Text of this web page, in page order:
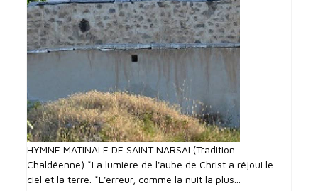
HYMNE MATINALE DE SAINT NARSAI (Tradition
Chaldéenne) *La lumière de l'aube de Christ a réjoui le
ciel et la terre. *L'erreur, comme la nuit la plus...